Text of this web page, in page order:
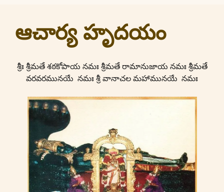
ఆచార్య హృదయం
శ్రీః శ్రీమతే శఠకోపాయ నమః శ్రీమతే రామానుజాయ నమః శ్రీమతే
వరవరమునయే నమః శ్రీ వానాచల మహామునయే నమః